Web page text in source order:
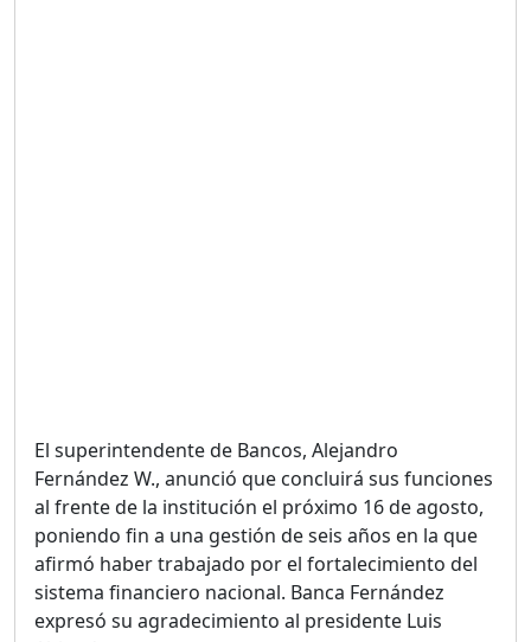
Fernández W., anunció que concluirá sus funciones
al frente de la institución el próximo 16 de agosto,
poniendo fin a una gestión de seis años en la que
afirmó haber trabajado por el fortalecimiento del
sistema financiero nacional. Banca Fernández
expresó su agradecimiento al presidente Luis
Abinad...